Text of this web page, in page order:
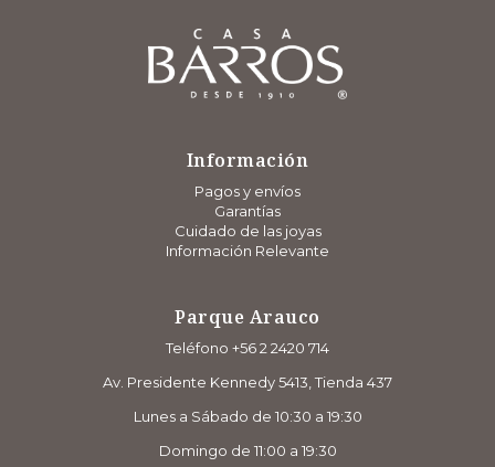
Información
Pagos y envíos
Garantías
Cuidado de las joyas
Información Relevante
Parque Arauco
Teléfono +56 2 2420 714
Av. Presidente Kennedy 5413, Tienda 437
Lunes a Sábado de 10:30 a 19:30
Domingo de 11:00 a 19:30